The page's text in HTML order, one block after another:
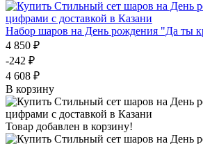
Набор шаров на День рождения "Да ты
4 850 ₽
-242 ₽
4 608 ₽
В корзину
Товар добавлен в корзину!